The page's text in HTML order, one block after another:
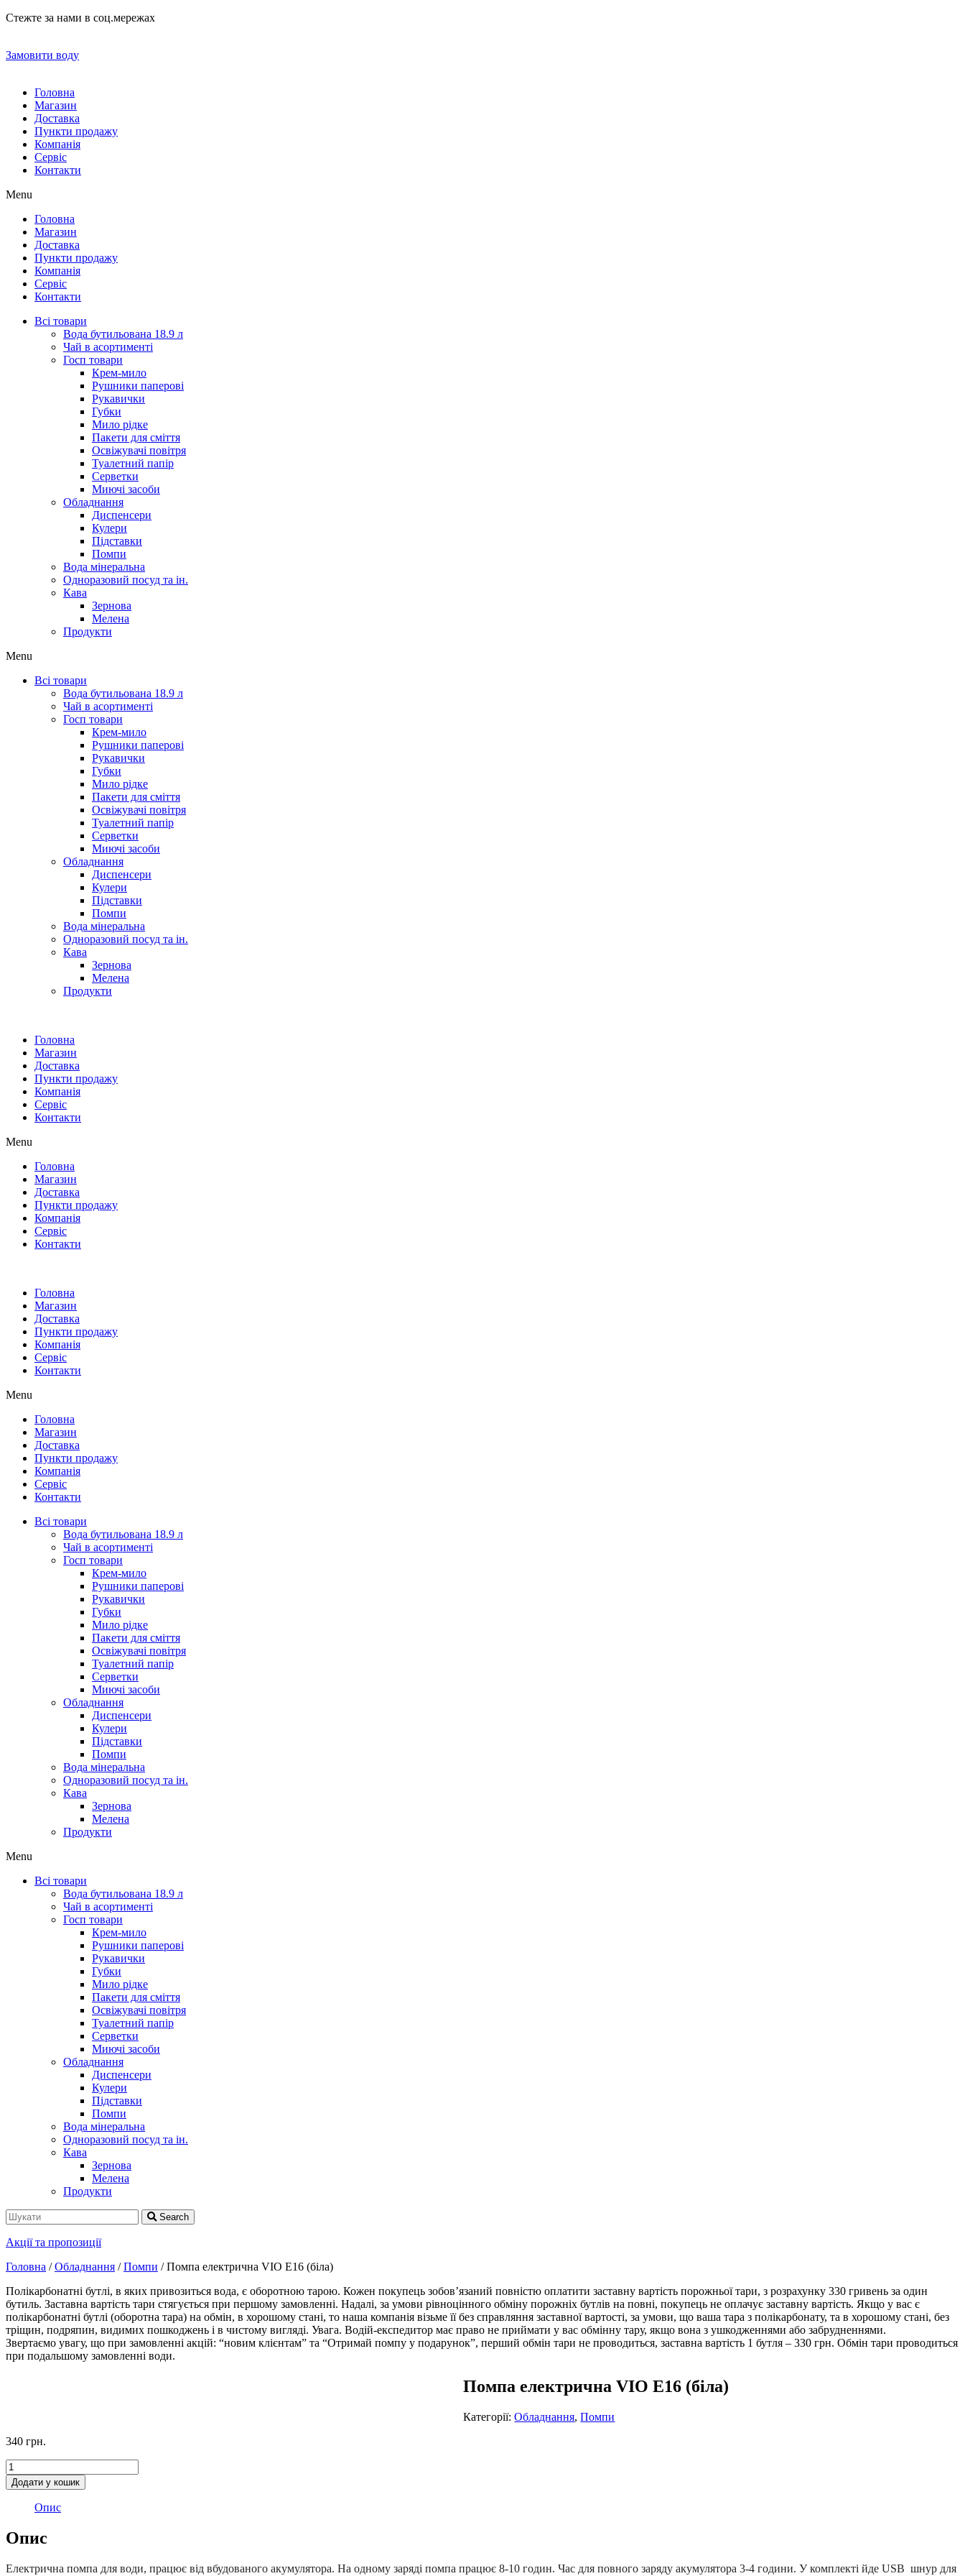
Стежте за нами в соц.мережах
Замовити воду
Головна
Магазин
Доставка
Пункти продажу
Компанія
Сервіс
Контакти
Menu
Головна
Магазин
Доставка
Пункти продажу
Компанія
Сервіс
Контакти
Всі товари
Вода бутильована 18.9 л
Чай в асортименті
Госп товари
Крем-мило
Рушники паперові
Рукавички
Губки
Мило рідке
Пакети для сміття
Освіжувачі повітря
Туалетний папір
Серветки
Миючі засоби
Обладнання
Диспенсери
Кулери
Підставки
Помпи
Вода мінеральна
Одноразовий посуд та ін.
Кава
Зернова
Мелена
Продукти
Menu
Всі товари
Вода бутильована 18.9 л
Чай в асортименті
Госп товари
Крем-мило
Рушники паперові
Рукавички
Губки
Мило рідке
Пакети для сміття
Освіжувачі повітря
Туалетний папір
Серветки
Миючі засоби
Обладнання
Диспенсери
Кулери
Підставки
Помпи
Вода мінеральна
Одноразовий посуд та ін.
Кава
Зернова
Мелена
Продукти
Головна
Магазин
Доставка
Пункти продажу
Компанія
Сервіс
Контакти
Menu
Головна
Магазин
Доставка
Пункти продажу
Компанія
Сервіс
Контакти
Головна
Магазин
Доставка
Пункти продажу
Компанія
Сервіс
Контакти
Menu
Головна
Магазин
Доставка
Пункти продажу
Компанія
Сервіс
Контакти
Всі товари
Вода бутильована 18.9 л
Чай в асортименті
Госп товари
Крем-мило
Рушники паперові
Рукавички
Губки
Мило рідке
Пакети для сміття
Освіжувачі повітря
Туалетний папір
Серветки
Миючі засоби
Обладнання
Диспенсери
Кулери
Підставки
Помпи
Вода мінеральна
Одноразовий посуд та ін.
Кава
Зернова
Мелена
Продукти
Menu
Всі товари
Вода бутильована 18.9 л
Чай в асортименті
Госп товари
Крем-мило
Рушники паперові
Рукавички
Губки
Мило рідке
Пакети для сміття
Освіжувачі повітря
Туалетний папір
Серветки
Миючі засоби
Обладнання
Диспенсери
Кулери
Підставки
Помпи
Вода мінеральна
Одноразовий посуд та ін.
Кава
Зернова
Мелена
Продукти
Search
Акції та пропозиції
Головна /Обладнання /Помпи / Помпа електрична VIO E16 (біла)
Полікарбонатні бутлі, в яких привозиться вода, є оборотною тарою. Кожен покупець зобов’язаний повністю оплатити заставну вартість порожньої тари, з розрахунку 330 гривень за один
бутиль. Заставна вартість тари стягується при першому замовленні. Надалі, за умови рівноцінного обміну порожніх бутлів на повні, покупець не оплачує заставну вартість. Якщо у вас є
полікарбонатні бутлі (оборотна тара) на обмін, в хорошому стані, то наша компанія візьме її без справляння заставної вартості, за умови, що ваша тара з полікарбонату, та в хорошому стані, без
тріщин, подряпин, видимих пошкоджень і в чистому вигляді. Увага. Водій-експедитор має право не приймати у вас обмінну тару, якщо вона з ушкодженнями або забрудненнями.
Звертаємо увагу, що при замовленні акцій: “новим клієнтам” та “Отримай помпу у подарунок”, перший обмін тари не проводиться, заставна вартість 1 бутля – 330 грн. Обмін тари проводиться
при подальшому замовленні води.
Помпа електрична VIO E16 (біла)
Категорії:Обладнання,Помпи
340 грн.
Помпа
електрична
VIO
кількість
Додати у кошик
Опис
Опис
Електрична помпа для води, працює від вбудованого акумулятора. На одному заряді помпа працює 8-10 годин. Час для повного заряду акумулятора 3-4 години. У комплекті йде USB шнур для